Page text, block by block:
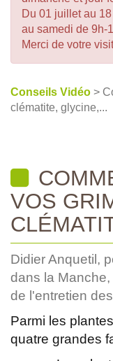
Du 01 juillet au
au samedi de 9h-
Merci de votre
Conseils Vidéo >
clématite, glycine,...
VOS
Didier Anquetil,
dans la
de l'entretien
Parmi les
quatre grandes